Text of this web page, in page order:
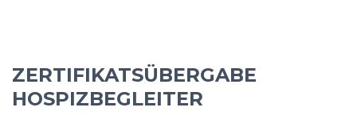
ZERTIFIKATSÜBERGABE
HOSPIZBEGLEITER